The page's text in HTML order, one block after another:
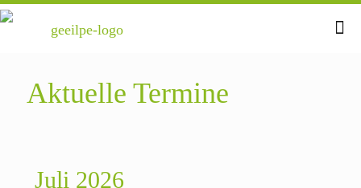
Aktuelle Termine
Juli 2026